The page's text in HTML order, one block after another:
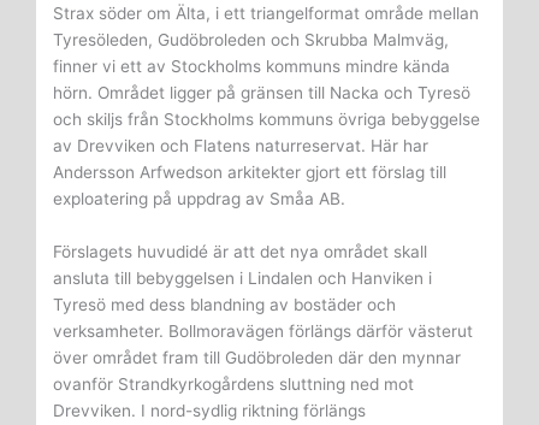
Strax söder om Älta, i ett triangelformat område mellan
Tyresöleden, Gudöbroleden och Skrubba Malmväg,
finner vi ett av Stockholms kommuns mindre kända
hörn. Området ligger på gränsen till Nacka och Tyresö
och skiljs från Stockholms kommuns övriga bebyggelse
av Drevviken och Flatens naturreservat. Här har
Andersson Arfwedson arkitekter gjort ett förslag till
exploatering på uppdrag av Småa AB.
Förslagets huvudidé är att det nya området skall
ansluta till bebyggelsen i Lindalen och Han­viken i
Tyresö med dess blandning av bostäd­er och
verksamheter. Bollmoravägen förlängs därför västerut
över området fram till Gudöbroleden där den mynnar
ovanför Strandkyrkogårdens sluttning ned mot
Drevviken. I nord-sydlig riktning förlängs